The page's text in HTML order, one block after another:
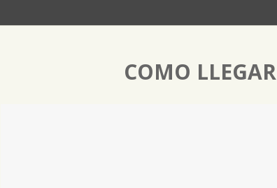
COMO LLEGAR